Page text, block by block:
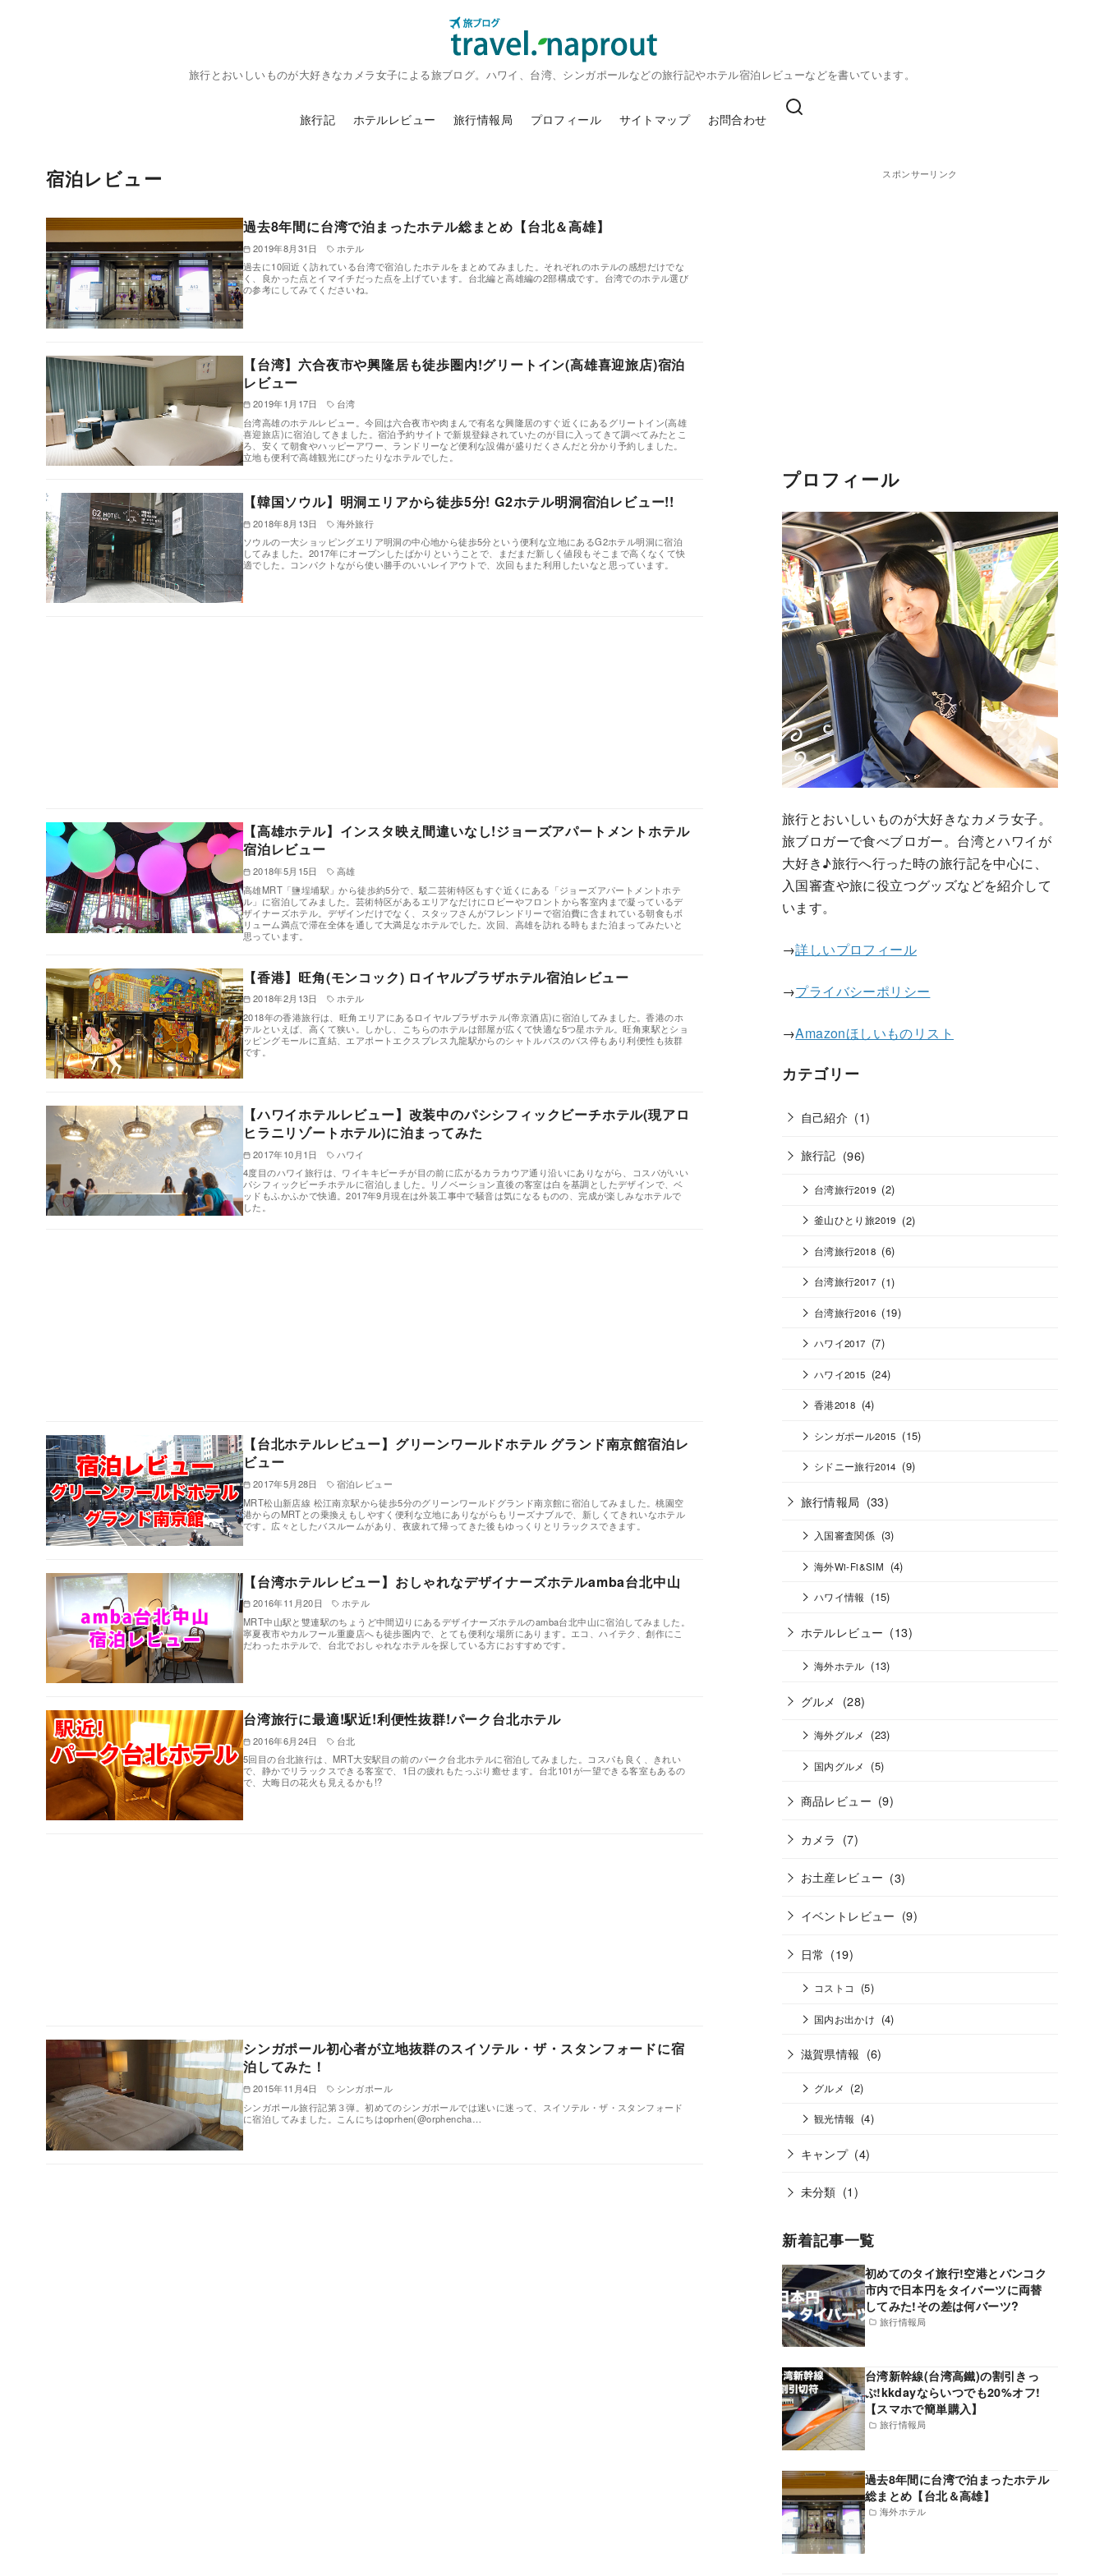
旅行とおいしいものが大好きなカメラ女子による旅ブログ。ハワイ、台湾、シンガポールなどの旅行記やホテル宿泊レビューなどを書いています。
旅行記 ホテルレビュー 旅行情報局 プロフィール サイトマップ お問合わせ
宿泊レビュー
過去8年間に台湾で泊まったホテル総まとめ【台北＆高雄】
2019年8月31日
ホテル
過去に10回近く訪れている台湾で宿泊したホテルをまとめてみました。それぞれのホテルの感想だけでな
く、良かった点とイマイチだった点を上げています。台北編と高雄編の2部構成です。台湾でのホテル選び
の参考にしてみてくださいね。
【台湾】六合夜市や興隆居も徒歩圏内!グリートイン(高雄喜迎旅店)宿泊
レビュー
2019年1月17日
台湾
台湾高雄のホテルレビュー。今回は六合夜市や肉まんで有名な興隆居のすぐ近くにあるグリートイン(高雄
喜迎旅店)に宿泊してきました。宿泊予約サイトで新規登録されていたのが目に入ってきて調べてみたとこ
ろ、安くて朝食やハッピーアワー、ランドリーなど便利な設備が盛りだくさんだと分かり予約しました。
立地も便利で高雄観光にぴったりなホテルでした。
【韓国ソウル】明洞エリアから徒歩5分! G2ホテル明洞宿泊レビュー!!
2018年8月13日
海外旅行
ソウルの一大ショッピングエリア明洞の中心地から徒歩5分という便利な立地にあるG2ホテル明洞に宿泊
してみました。2017年にオープンしたばかりということで、まだまだ新しく値段もそこまで高くなくて快
適でした。コンパクトながら使い勝手のいいレイアウトで、次回もまた利用したいなと思っています。
【高雄ホテル】インスタ映え間違いなし!ジョーズアパートメントホテル
宿泊レビュー
2018年5月15日
高雄
高雄MRT「鹽埕埔駅」から徒歩約5分で、駁二芸術特区もすぐ近くにある「ジョーズアパートメントホテ
ル」に宿泊してみました。芸術特区があるエリアなだけにロビーやフロントから客室内まで凝っているデ
ザイナーズホテル。デザインだけでなく、スタッフさんがフレンドリーで宿泊費に含まれている朝食もボ
リューム満点で滞在全体を通して大満足なホテルでした。次回、高雄を訪れる時もまた泊まってみたいと
思っています。
【香港】旺角(モンコック) ロイヤルプラザホテル宿泊レビュー
2018年2月13日
ホテル
2018年の香港旅行は、旺角エリアにあるロイヤルプラザホテル(帝京酒店)に宿泊してみました。香港のホ
テルといえば、高くて狭い。しかし、こちらのホテルは部屋が広くて快適な5つ星ホテル。旺角東駅とショ
ッピングモールに直結、エアポートエクスプレス九龍駅からのシャトルバスのバス停もあり利便性も抜群
です。
【ハワイホテルレビュー】改装中のパシシフィックビーチホテル(現アロ
ヒラニリゾートホテル)に泊まってみた
2017年10月1日
ハワイ
4度目のハワイ旅行は、ワイキキビーチが目の前に広がるカラカウア通り沿いにありながら、コスパがいい
パシフィックビーチホテルに宿泊しました。リノベーション直後の客室は白を基調としたデザインで、ベ
ッドもふかふかで快適。2017年9月現在は外装工事中で騒音は気になるものの、完成が楽しみなホテルで
した。
【台北ホテルレビュー】グリーンワールドホテル グランド南京館宿泊レ
ビュー
2017年5月28日
宿泊レビュー
MRT松山新店線 松江南京駅から徒歩5分のグリーンワールドグランド南京館に宿泊してみました。桃園空
港からのMRTとの乗換えもしやすく便利な立地にありながらもリーズナブルで、新しくてきれいなホテル
です。広々としたバスルームがあり、夜疲れて帰ってきた後もゆっくりとリラックスできます。
【台湾ホテルレビュー】おしゃれなデザイナーズホテルamba台北中山
2016年11月20日
ホテル
MRT中山駅と雙連駅のちょうど中間辺りにあるデザイナーズホテルのamba台北中山に宿泊してみました。
寧夏夜市やカルフール重慶店へも徒歩圏内で、とても便利な場所にあります。エコ、ハイテク、創作にこ
だわったホテルで、台北でおしゃれなホテルを探している方におすすめです。
台湾旅行に最適!駅近!利便性抜群!パーク台北ホテル
2016年6月24日
台北
5回目の台北旅行は、MRT大安駅目の前のパーク台北ホテルに宿泊してみました。コスパも良く、きれい
で、静かでリラックスできる客室で、1日の疲れもたっぷり癒せます。台北101が一望できる客室もあるの
で、大晦日の花火も見えるかも!?
シンガポール初心者が立地抜群のスイソテル・ザ・スタンフォードに宿
泊してみた！
2015年11月4日
シンガポール
シンガポール旅行記第３弾。初めてのシンガポールでは迷いに迷って、スイソテル・ザ・スタンフォード
に宿泊してみました。こんにちはoprhen(@orphencha…
スポンサーリンク
プロフィール
旅行とおいしいものが大好きなカメラ女子。
旅ブロガーで食べブロガー。台湾とハワイが
大好き♪旅行へ行った時の旅行記を中心に、
入国審査や旅に役立つグッズなどを紹介して
います。
→詳しいプロフィール
→プライバシーポリシー
→Amazonほしいものリスト
カテゴリー
自己紹介 (1)
旅行記 (96)
台湾旅行2019 (2)
釜山ひとり旅2019 (2)
台湾旅行2018 (6)
台湾旅行2017 (1)
台湾旅行2016 (19)
ハワイ2017 (7)
ハワイ2015 (24)
香港2018 (4)
シンガポール2015 (15)
シドニー旅行2014 (9)
旅行情報局 (33)
入国審査関係 (3)
海外Wi-Fi&SIM (4)
ハワイ情報 (15)
ホテルレビュー (13)
海外ホテル (13)
グルメ (28)
海外グルメ (23)
国内グルメ (5)
商品レビュー (9)
カメラ (7)
お土産レビュー (3)
イベントレビュー (9)
日常 (19)
コストコ (5)
国内お出かけ (4)
滋賀県情報 (6)
グルメ (2)
観光情報 (4)
キャンプ (4)
未分類 (1)
新着記事一覧
旅行情報局
初めてのタイ旅行!空港とバンコク
市内で日本円をタイバーツに両替
してみた!その差は何バーツ?
旅行情報局
台湾新幹線(台湾高鐵)の割引きっ
ぷ!kkdayならいつでも20%オフ!
【スマホで簡単購入】
海外ホテル
過去8年間に台湾で泊まったホテル
総まとめ【台北＆高雄】